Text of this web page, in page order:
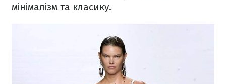
мінімалізм та класику.